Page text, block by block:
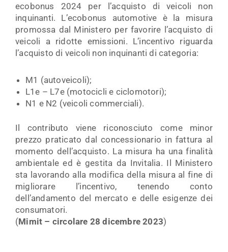
ecobonus 2024 per l’acquisto di veicoli non
inquinanti. L’ecobonus automotive è la misura
promossa dal Ministero per favorire l’acquisto di
veicoli a ridotte emissioni. L’incentivo riguarda
l’acquisto di veicoli non inquinanti di categoria:
M1 (autoveicoli);
L1e – L7e (motocicli e ciclomotori);
N1 e N2 (veicoli commerciali).
Il contributo viene riconosciuto come minor
prezzo praticato dal concessionario in fattura al
momento dell’acquisto. La misura ha una finalità
ambientale ed è gestita da Invitalia. Il Ministero
sta lavorando alla modifica della misura al fine di
migliorare l’incentivo, tenendo conto
dell’andamento del mercato e delle esigenze dei
consumatori.
(Mimit – circolare 28 dicembre 2023)